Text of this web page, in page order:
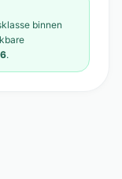
binnen
.